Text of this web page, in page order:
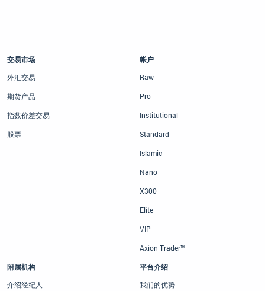
交易市场
外汇交易
期货产品
指数价差交易
股票
帐户
Raw
Pro
Institutional
Standard
Islamic
Nano
X300
Elite
VIP
Axion Trader™
附属机构
介绍经纪人
平台介绍
我们的优势